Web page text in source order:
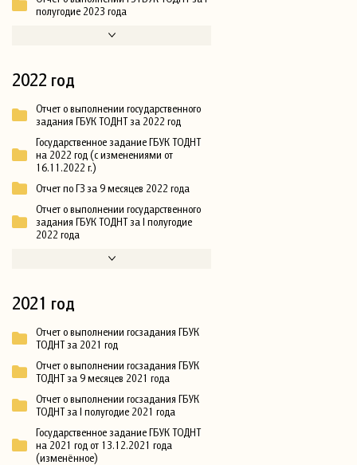
полугодие 2023 года
2022 год
Отчет о выполнении государственного
задания ГБУК ТОДНТ за 2022 год
Государственное задание ГБУК ТОДНТ
на 2022 год (с изменениями от
16.11.2022 г.)
Отчет по ГЗ за 9 месяцев 2022 года
Отчет о выполнении государственного
задания ГБУК ТОДНТ за I полугодие
2022 года
2021 год
Отчет о выполнении госзадания ГБУК
ТОДНТ за 2021 год
Отчет о выполнении госзадания ГБУК
ТОДНТ за 9 месяцев 2021 года
Отчет о выполнении госзадания ГБУК
ТОДНТ за I полугодие 2021 года
Государственное задание ГБУК ТОДНТ
на 2021 год от 13.12.2021 года
(изменённое)